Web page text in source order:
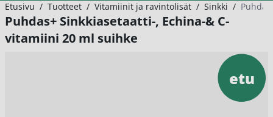
Etusivu / Tuotteet / Vitamiinit ja ravintolisät / Sinkki /
Puhdas+ Sinkkiasetaatti-, Echina-& C-
vitamiini 20 ml suihke
etu